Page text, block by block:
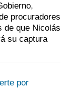
procuradores
de que Nicolás
su captura